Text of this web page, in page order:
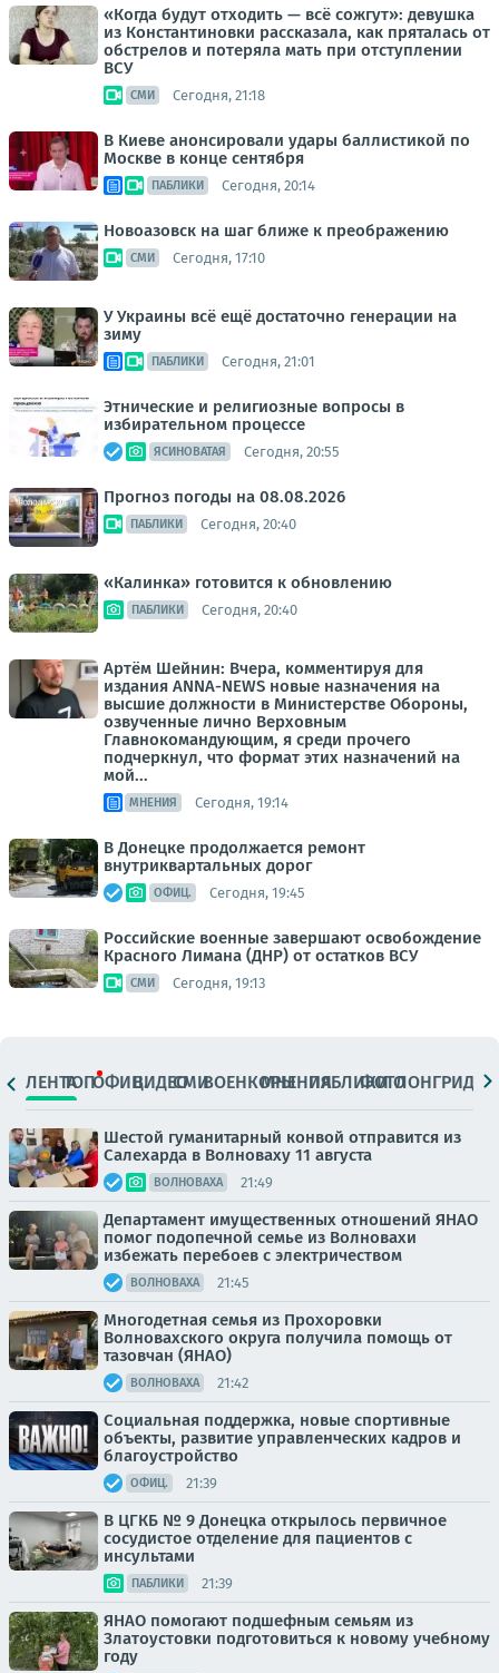
«Когда будут отходить — всё сожгут»: девушка
из Константиновки рассказала, как пряталась от
обстрелов и потеряла мать при отступлении
ВСУ
СМИ Сегодня, 21:18
В Киеве анонсировали удары баллистикой по
Москве в конце сентября
ПАБЛИКИ Сегодня, 20:14
Новоазовск на шаг ближе к преображению
СМИ Сегодня, 17:10
У Украины всё ещё достаточно генерации на
зиму
ПАБЛИКИ Сегодня, 21:01
Этнические и религиозные вопросы в
избирательном процессе
ЯСИНОВАТАЯ Сегодня, 20:55
Прогноз погоды на 08.08.2026
ПАБЛИКИ Сегодня, 20:40
«Калинка» готовится к обновлению
ПАБЛИКИ Сегодня, 20:40
Артём Шейнин: Вчера, комментируя для
издания ANNA-NEWS новые назначения на
высшие должности в Министерстве Обороны,
озвученные лично Верховным
Главнокомандующим, я среди прочего
подчеркнул, что формат этих назначений на
мой...
МНЕНИЯ Сегодня, 19:14
В Донецке продолжается ремонт
внутриквартальных дорог
ОФИЦ. Сегодня, 19:45
Российские военные завершают освобождение
Красного Лимана (ДНР) от остатков ВСУ
СМИ Сегодня, 19:13
ЛЕНТАТОПОФИЦ.ВИДЕОСМИВОЕНКОРЫМНЕНИЯПАБЛИКИ
ФОТОЛОНГРИДЫ
Шестой гуманитарный конвой отправится из
Салехарда в Волноваху 11 августа
ВОЛНОВАХА 21:49
Департамент имущественных отношений ЯНАО
помог подопечной семье из Волновахи
избежать перебоев с электричеством
ВОЛНОВАХА 21:45
Многодетная семья из Прохоровки
Волновахского округа получила помощь от
тазовчан (ЯНАО)
ВОЛНОВАХА 21:42
Социальная поддержка, новые спортивные
объекты, развитие управленческих кадров и
благоустройство
ОФИЦ. 21:39
В ЦГКБ № 9 Донецка открылось первичное
сосудистое отделение для пациентов с
инсультами
ПАБЛИКИ 21:39
ЯНАО помогают подшефным семьям из
Златоустовки подготовиться к новому учебному
году